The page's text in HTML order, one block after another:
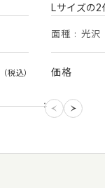
（税込）
Lサイズの2
面種 : 光沢
価格